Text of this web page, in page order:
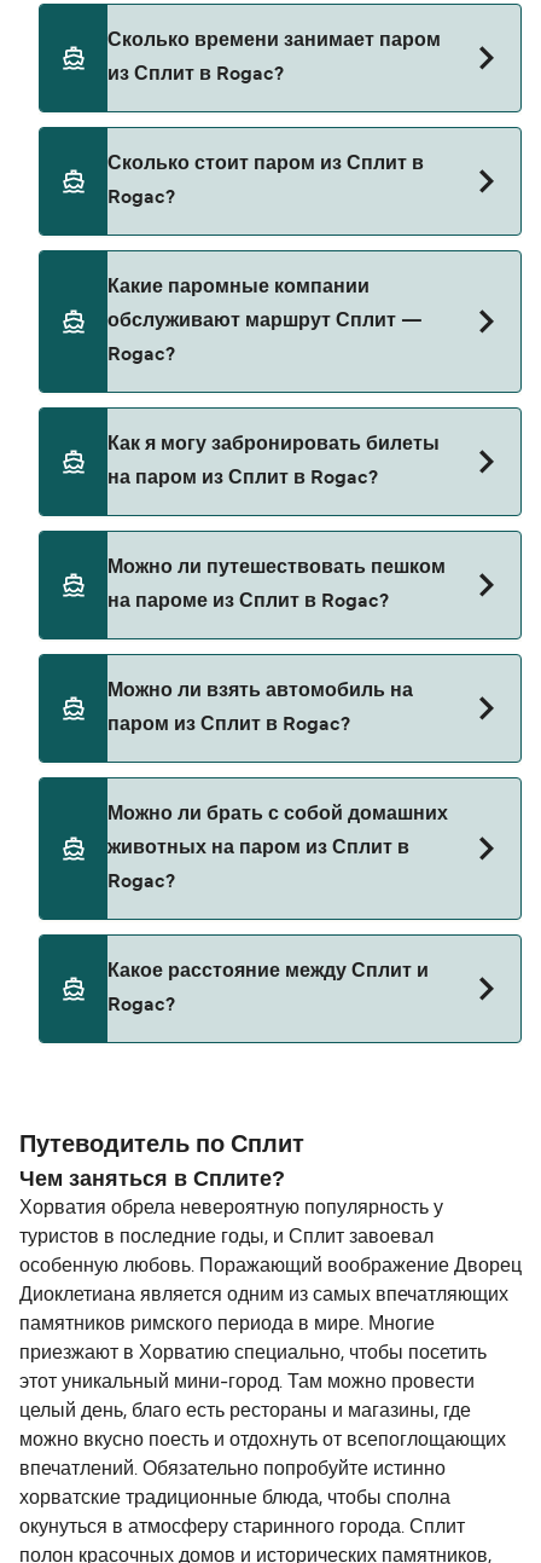
Сколько времени занимает паром
из Сплит в Rogac?
составляет примерно 30 мин. Длительность
рейса может меняться в зависимости от сезона
и оператора, поэтому рекомендуется проверить
Сколько стоит паром из Сплит в
Rogac?
цена парома из Сплит в Rogac составляет 28₽.
Цена указана без учета сборов за
бронирование.
Какие паромные компании
обслуживают маршрут Сплит —
Rogac?
из Сплит в Rogac.
Как я могу забронировать билеты
на паром из Сплит в Rogac?
наш поиск сделок и посетите нашу страницу
предложений, чтобы увидеть последние акции
на паромы.
Можно ли путешествовать пешком
на пароме из Сплит в Rogac?
пароме из Сплит в Rogac с
Можно ли взять автомобиль на
паром из Сплит в Rogac?
Можно ли брать с собой домашних
животных на паром из Сплит в
Rogac?
брать на паромы между Сплит и Rogac.
Какое расстояние между Сплит и
Rogac?
Путеводитель по Сплит
Чем заняться в Сплите?
Хорватия обрела невероятную популярность у
туристов в последние годы, и Сплит завоевал
особенную любовь. Поражающий воображение Дворец
Диоклетиана является одним из самых впечатляющих
памятников римского периода в мире. Многие
приезжают в Хорватию специально, чтобы посетить
этот уникальный мини-город. Там можно провести
целый день, благо есть рестораны и магазины, где
можно вкусно поесть и отдохнуть от всепоглощающих
впечатлений. Обязательно попробуйте истинно
хорватские традиционные блюда, чтобы сполна
окунуться в атмосферу старинного города. Сплит
полон красочных домов и исторических памятников,